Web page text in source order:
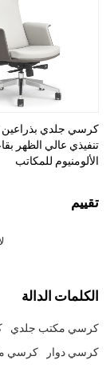
كرسي جلدي
تنفيذي عالي الظهر
الألومنيوم للمكاتب
تقييم
الكلمات الدالة
كرسي مكتب جلدي
كرسي دوار
كرسي